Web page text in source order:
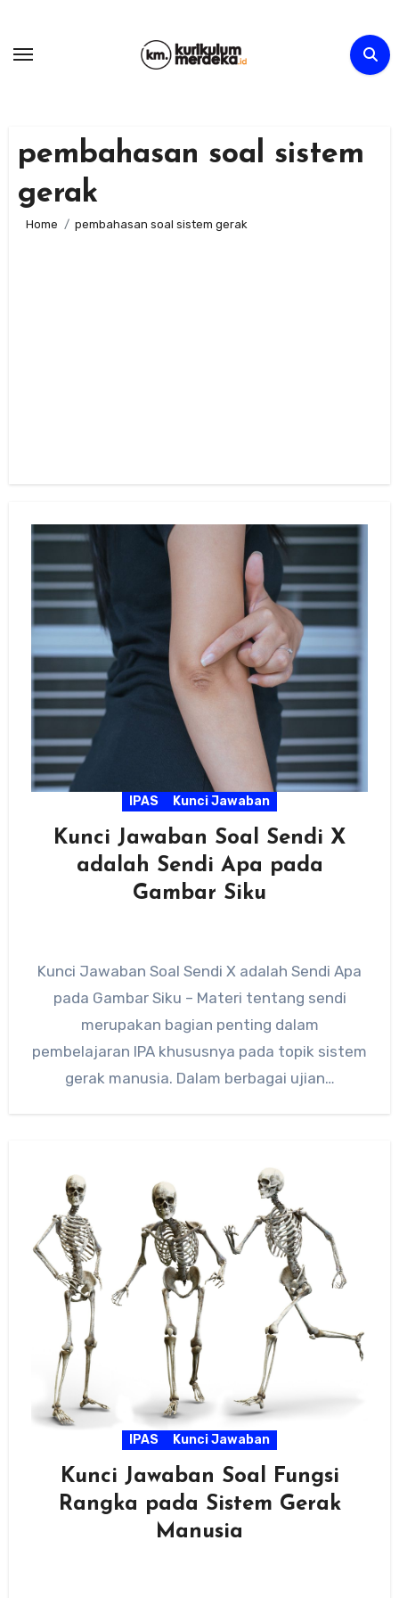
content
pembahasan soal sistem
gerak
Home pembahasan soal sistem gerak
IPAS Kunci Jawaban
Kunci Jawaban Soal Sendi X
adalah Sendi Apa pada
Gambar Siku
Kunci Jawaban Soal Sendi X adalah Sendi Apa
pada Gambar Siku – Materi tentang sendi
merupakan bagian penting dalam
pembelajaran IPA khususnya pada topik sistem
gerak manusia. Dalam berbagai ujian…
IPAS Kunci Jawaban
Kunci Jawaban Soal Fungsi
Rangka pada Sistem Gerak
Manusia